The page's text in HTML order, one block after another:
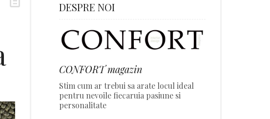
DESPRE NOI
CONFORT magazin
Stim cum ar trebui sa arate locul ideal
pentru nevoile fiecaruia pasiune si
personalitate